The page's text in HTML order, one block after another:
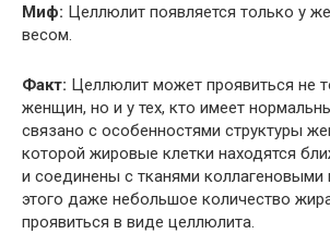
Миф: Целлюлит появляется только у
весом.
Факт: Целлюлит может проявиться не
женщин, но и у тех, кто имеет
связано с особенностями структуры
которой жировые клетки находятся
и соединены с тканями
этого даже небольшое количество
проявиться в виде целлюлита.